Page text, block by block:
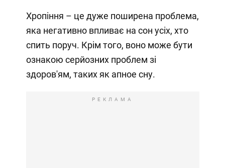
Хропіння – це дуже поширена проблема,
яка негативно впливає на сон усіх, хто
спить поруч. Крім того, воно може бути
ознакою серйозних проблем зі
здоров'ям, таких як апное сну.
РЕКЛАМА